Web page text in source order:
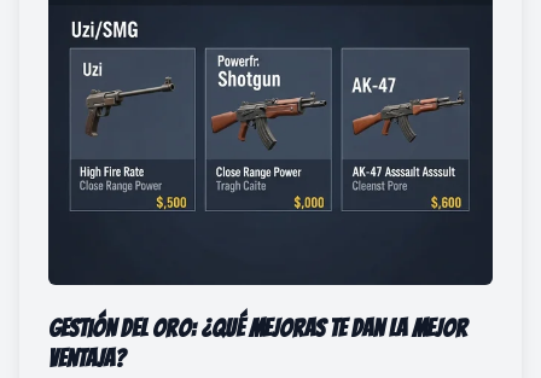
Gestión del oro: ¿Qué mejoras te dan la mejor
ventaja?